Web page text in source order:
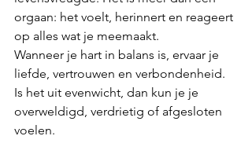
orgaan: het voelt, herinnert en reageert
op alles wat je meemaakt.
Wanneer je hart in balans is, ervaar je
liefde, vertrouwen en verbondenheid.
Is het uit evenwicht, dan kun je je
overweldigd, verdrietig of afgesloten
voelen.